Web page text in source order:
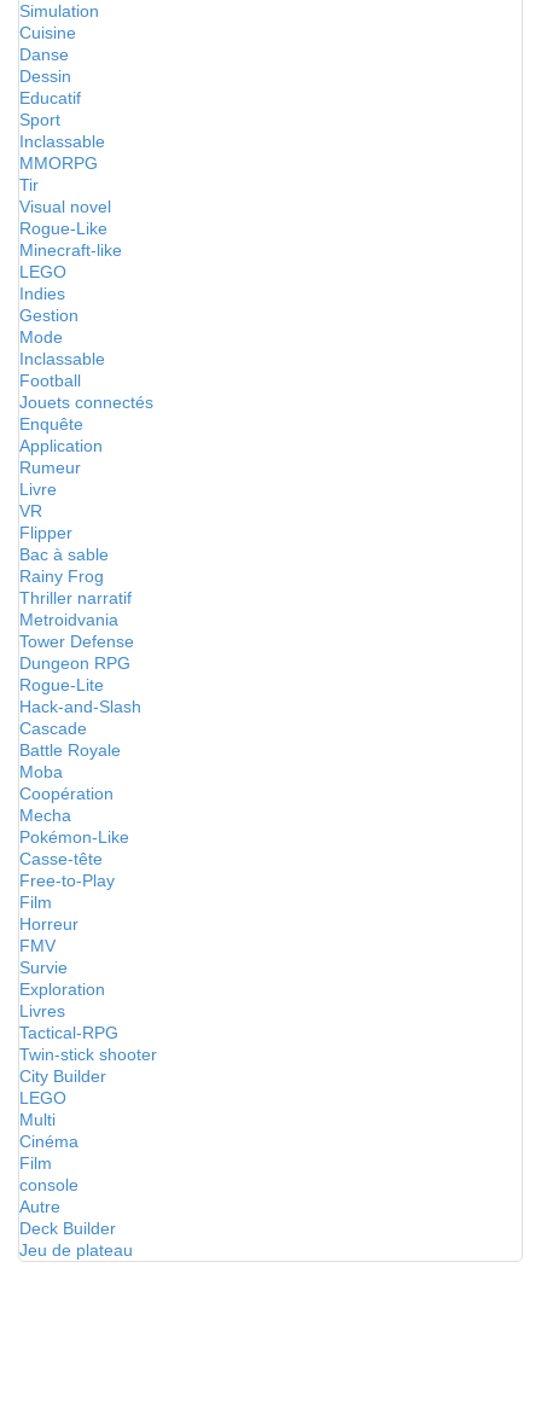
Simulation
Cuisine
Danse
Dessin
Educatif
Sport
Inclassable
MMORPG
Tir
Visual novel
Rogue-Like
Minecraft-like
LEGO
Indies
Gestion
Mode
Inclassable
Football
Jouets connectés
Enquête
Application
Rumeur
Livre
VR
Flipper
Bac à sable
Rainy Frog
Thriller narratif
Metroidvania
Tower Defense
Dungeon RPG
Rogue-Lite
Hack-and-Slash
Cascade
Battle Royale
Moba
Coopération
Mecha
Pokémon-Like
Casse-tête
Free-to-Play
Film
Horreur
FMV
Survie
Exploration
Livres
Tactical-RPG
Twin-stick shooter
City Builder
LEGO
Multi
Cinéma
Film
console
Autre
Deck Builder
Jeu de plateau